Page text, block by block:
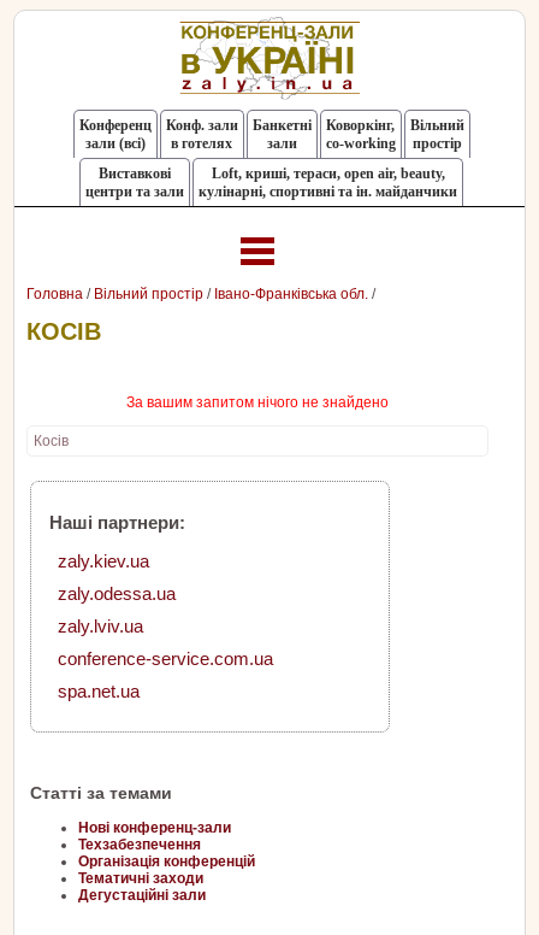
Конференц
зали (всі)
Конф. зали
в готелях
Банкетні
зали
Коворкінг,
co-working
Вільний
простір
Виставкові
центри та зали
Loft, криші, тераси, оpen air, beauty,
кулінарні, спортивні та ін. майданчики
Головна / Вільний простір / Івано-Франківська обл. /
КОСІВ
За вашим запитом нічого не знайдено
Косів
Наші партнери:
zaly.kiev.ua
zaly.odessa.ua
zaly.lviv.ua
conference-service.com.ua
spa.net.ua
Статті за темами
Нові конференц-зали
Техзабезпечення
Організація конференцій
Тематичні заходи
Дегустаційні зали